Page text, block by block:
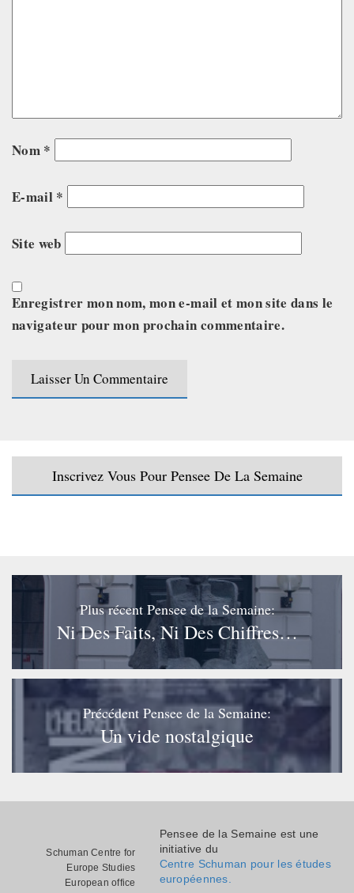
Nom *
E-mail *
Site web
Enregistrer mon nom, mon e-mail et mon site dans le
navigateur pour mon prochain commentaire.
Inscrivez Vous Pour Pensee De La Semaine
Plus récent Pensee de la Semaine:
Ni Des Faits, Ni Des Chiffres…
Précédent Pensee de la Semaine:
Un vide nostalgique
Schuman Centre for
Europe Studies
European office
Pensee de la Semaine est une
initiative du
Centre Schuman pour les études
européennes.